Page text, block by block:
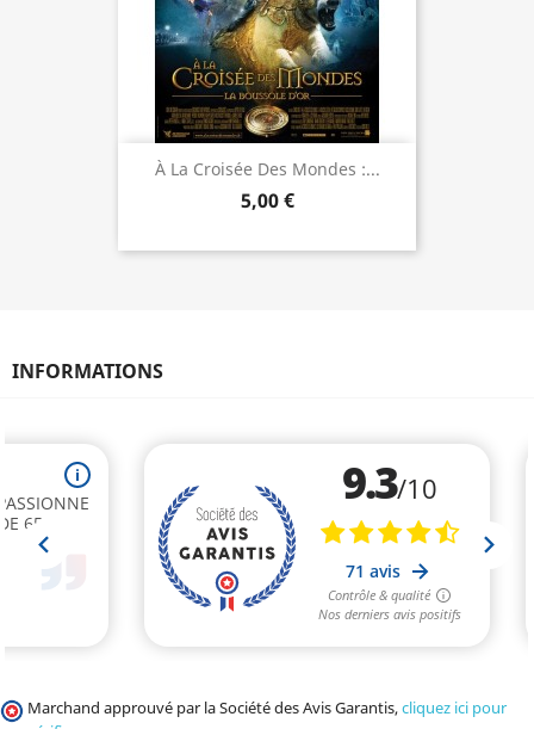
À La Croisée Des Mondes :...
5,00 €
INFORMATIONS
Marchand approuvé par la Société des Avis Garantis,cliquez ici pour